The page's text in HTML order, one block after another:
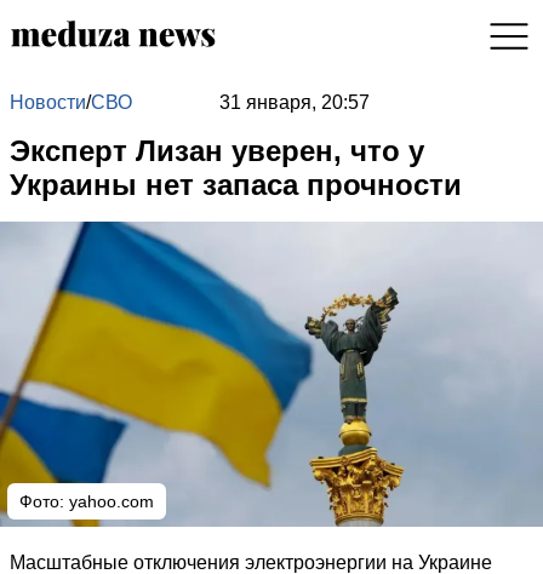
Новости/СВО 31 января, 20:57
Эксперт Лизан уверен, что у
Украины нет запаса прочности
Фото: yahoo.com
Масштабные отключения электроэнергии на Украине